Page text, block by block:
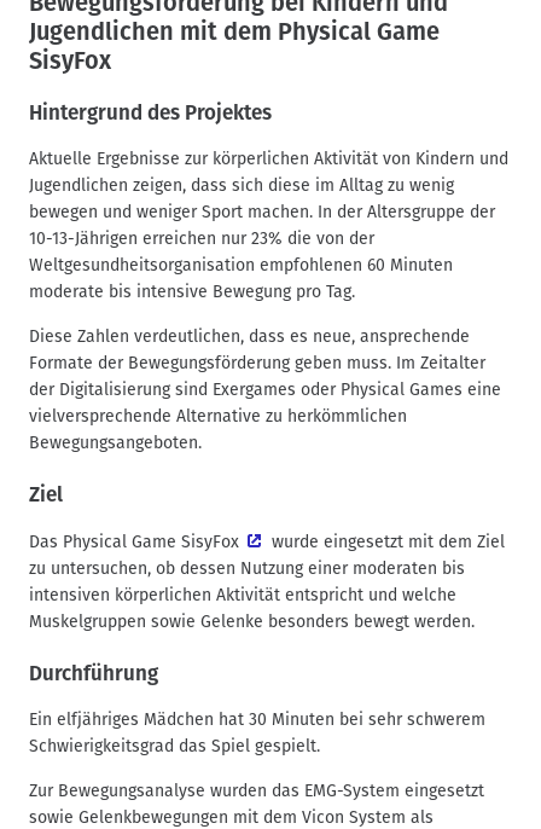
d
n
a
v
g
a
t
i
o
n
Jugendlichen mit dem Physical Game
SisyFox
Hintergrund des Projektes
Aktuelle Ergebnisse zur körperlichen Aktivität von Kindern und
Jugendlichen zeigen, dass sich diese im Alltag zu wenig
bewegen und weniger Sport machen. In der Altersgruppe der
10-13-Jährigen erreichen nur 23% die von der
Weltgesundheitsorganisation empfohlenen 60 Minuten
moderate bis intensive Bewegung pro Tag.
Diese Zahlen verdeutlichen, dass es neue, ansprechende
Formate der Bewegungsförderung geben muss. Im Zeitalter
der Digitalisierung sind Exergames oder Physical Games eine
vielversprechende Alternative zu herkömmlichen
Bewegungsangeboten.
Ziel
Das Physical Game SisyFox
wurde eingesetzt mit dem Ziel
zu untersuchen, ob dessen Nutzung einer moderaten bis
intensiven körperlichen Aktivität entspricht und welche
Muskelgruppen sowie Gelenke besonders bewegt werden.
Durchführung
Ein elfjähriges Mädchen hat 30 Minuten bei sehr schwerem
Schwierigkeitsgrad das Spiel gespielt.
Zur Bewegungsanalyse wurden das EMG-System eingesetzt
sowie Gelenkbewegungen mit dem Vicon System als